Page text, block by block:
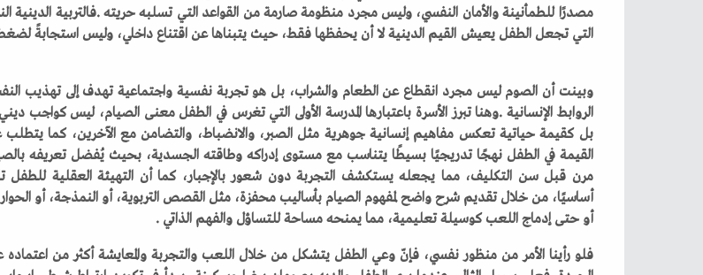
‬أو‭ ‬حتى‭ ‬إدماج‭ ‬اللعب‭ ‬كوسيلة‭ ‬تعليمية،‭ ‬مما‭ ‬يمنحه‭ ‬مساحة‭ ‬للتساؤل‭ ‬والفهم‭ ‬الذاتي‭. ‬